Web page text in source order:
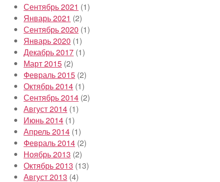
Сентябрь 2021 (1)
Январь 2021 (2)
Сентябрь 2020 (1)
Январь 2020 (1)
Декабрь 2017 (1)
Март 2015 (2)
Февраль 2015 (2)
Октябрь 2014 (1)
Сентябрь 2014 (2)
Август 2014 (1)
Июнь 2014 (1)
Апрель 2014 (1)
Февраль 2014 (2)
Ноябрь 2013 (2)
Октябрь 2013 (13)
Август 2013 (4)